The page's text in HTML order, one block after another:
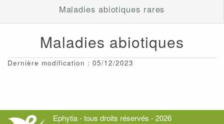
Maladies abiotiques rares
Maladies abiotiques
Dernière modification : 05/12/2023
Ephytia - tous droits réservés - 2026